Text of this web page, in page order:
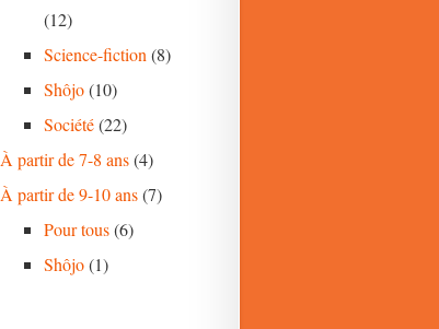
(12)
Science-fiction (8)
Shôjo(10)
Société(22)
À partir de 7-8 ans(4)
À partir de 9-10 ans(7)
Pour tous(6)
Shôjo(1)